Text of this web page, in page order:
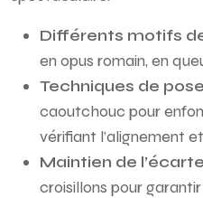
Différents motifs
en opus romain, en
Techniques de
caoutchouc pour
vérifiant l’alignement
Maintien de
croisillons pour